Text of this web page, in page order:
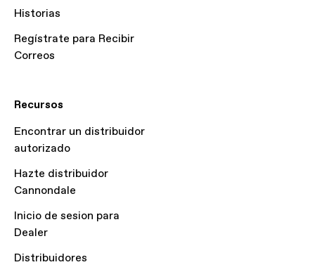
Historias
Regístrate para Recibir
Correos
Recursos
Encontrar un distribuidor
autorizado
Hazte distribuidor
Cannondale
Inicio de sesion para
Dealer
Distribuidores